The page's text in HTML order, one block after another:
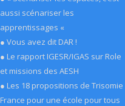
aussi scénariser les
apprentissages «
● Vous avez dit DAR !
● Le rapport IGESR/IGAS sur Role
et missions des AESH
● Les 18 propositions de Trisomie
France pour une école pour tous